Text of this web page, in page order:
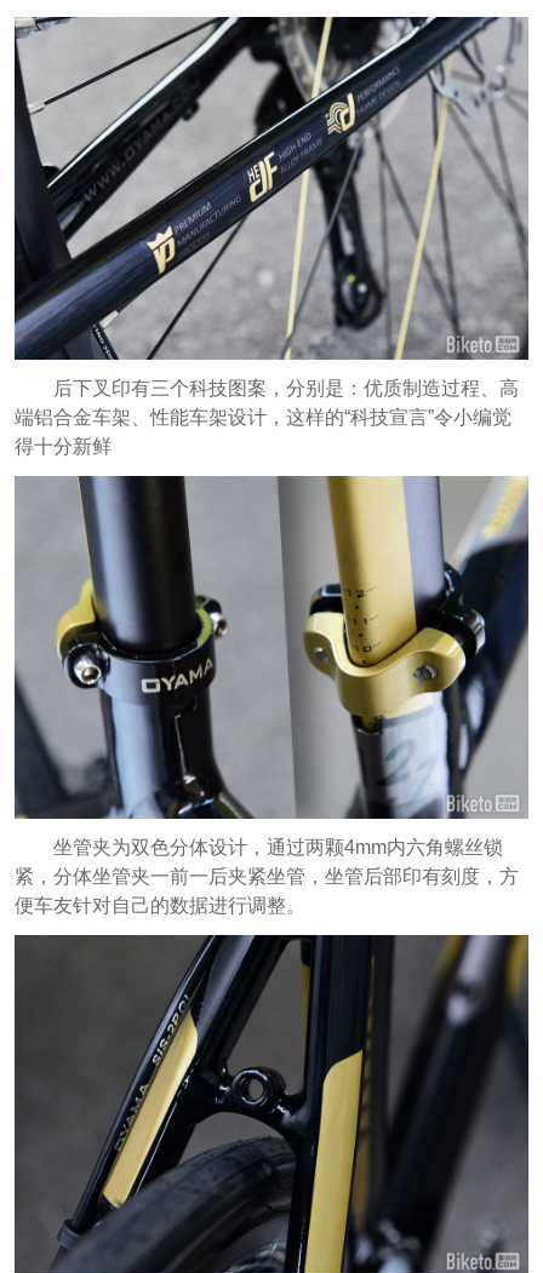
后下叉印有三个科技图案，分别是：优质制造过程、高
端铝合金车架、性能车架设计，这样的“科技宣言”令小编觉
得十分新鲜
坐管夹为双色分体设计，通过两颗4mm内六角螺丝锁
紧，分体坐管夹一前一后夹紧坐管，坐管后部印有刻度，方
便车友针对自己的数据进行调整。